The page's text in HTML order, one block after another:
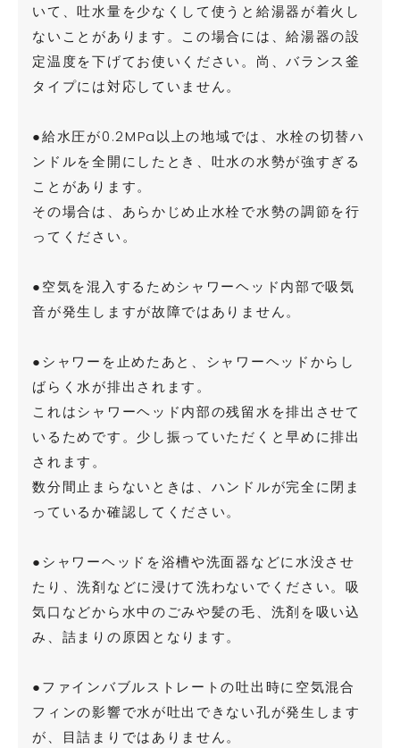
度
索
す
る
いて、吐水量を少なくして使うと給湯器が着火し
ないことがあります。この場合には、給湯器の設
定温度を下げてお使いください。尚、バランス釜
タイプには対応していません。
●給水圧が0.2MPa以上の地域では、水栓の切替ハ
ンドルを全開にしたとき、吐水の水勢が強すぎる
ことがあります。
その場合は、あらかじめ止水栓で水勢の調節を行
ってください。
●空気を混入するためシャワーヘッド内部で吸気
音が発生しますが故障ではありません。
●シャワーを止めたあと、シャワーヘッドからし
ばらく水が排出されます。
これはシャワーヘッド内部の残留水を排出させて
いるためです。少し振っていただくと早めに排出
されます。
数分間止まらないときは、ハンドルが完全に閉ま
っているか確認してください。
●シャワーヘッドを浴槽や洗面器などに水没させ
たり、洗剤などに浸けて洗わないでください。吸
気口などから水中のごみや髪の毛、洗剤を吸い込
み、詰まりの原因となります。
●ファインバブルストレートの吐出時に空気混合
フィンの影響で水が吐出できない孔が発生します
が、目詰まりではありません。